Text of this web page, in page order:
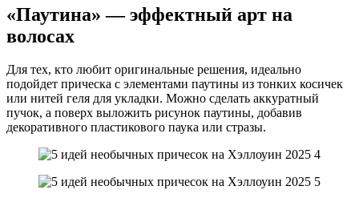
«Паутина» — эффектный арт на
волосах
Для тех, кто любит оригинальные решения, идеально
подойдет прическа с элементами паутины из тонких косичек
или нитей геля для укладки. Можно сделать аккуратный
пучок, а поверх выложить рисунок паутины, добавив
декоративного пластикового паука или стразы.